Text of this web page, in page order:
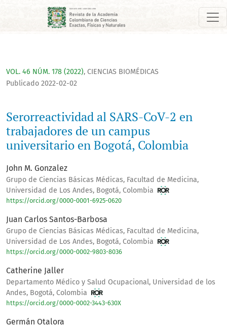
Serorreactividad al SARS-CoV-2 en trabajadores de un
VOL. 46 NÚM. 178 (2022), CIENCIAS BIOMÉDICAS
Serorreactividad al SARS-CoV-2 en
trabajadores de un campus
universitario en Bogotá, Colombia
Publicado 2022-02-02
John M. Gonzalez
Grupo de Ciencias Básicas Médicas, Facultad de Medicina,
Universidad de Los Andes, Bogotá, Colombia
https://orcid.org/0000-0001-6925-0620
Juan Carlos Santos-Barbosa
Grupo de Ciencias Básicas Médicas, Facultad de Medicina,
Universidad de Los Andes, Bogotá, Colombia
https://orcid.org/0000-0002-9803-8036
Catherine Jaller
Departamento Médico y Salud Ocupacional, Universidad de los
Andes, Bogotá, Colombia
https://orcid.org/0000-0002-3443-630X
Germán Otalora